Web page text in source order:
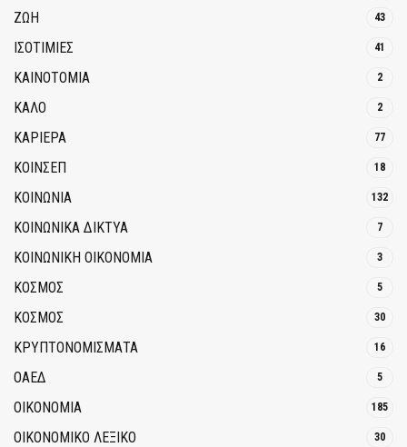
ΖΩΗ 43
ΙΣΟΤΙΜΙΕΣ 41
ΚΑΙΝΟΤΟΜΊΑ 2
ΚΑΛΟ 2
ΚΑΡΙΕΡΑ 77
ΚΟΙΝΣΕΠ 18
ΚΟΙΝΩΝΙΑ 132
ΚΟΙΝΩΝΙΚΆ ΔΊΚΤΥΑ 7
ΚΟΙΝΩΝΙΚΉ ΟΙΚΟΝΟΜΊΑ 3
ΚΟΣΜΟΣ 5
ΚΟΣΜΟΣ 30
ΚΡΥΠΤΟΝΟΜΊΣΜΑΤΑ 16
ΟΑΕΔ 5
ΟΙΚΟΝΟΜΙΑ 185
ΟΙΚΟΝΟΜΙΚΟ ΛΕΞΙΚΟ 30